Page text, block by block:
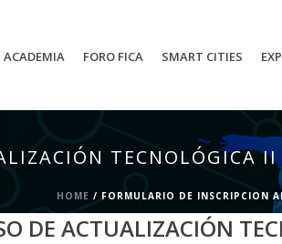
ACADEMIA FORO FICA SMART CITIES
TECNOLÓGICA II
HOME / FORMULARIO DE INSCRIPCION
DE ACTUALIZACIÓN